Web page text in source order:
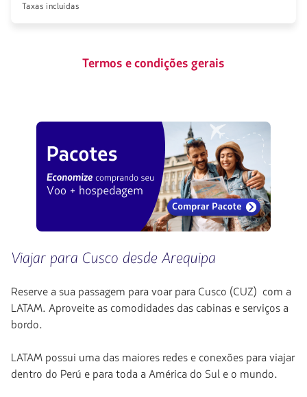
Taxas incluídas
Termos e condições gerais
Viajar para Cusco desde Arequipa
Reserve a sua passagem para voar para Cusco (CUZ) com a
LATAM. Aproveite as comodidades das cabinas e serviços a
bordo.
LATAM possui uma das maiores redes e conexões para viajar
dentro do Perú e para toda a América do Sul e o mundo.